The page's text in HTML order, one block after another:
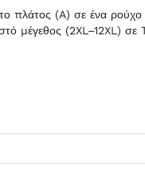
πλάτος (A) σε ένα
μέγεθος (2XL–12XL)